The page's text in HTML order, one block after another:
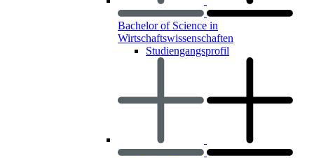
Bachelor of Science in
Wirtschaftswissenschaften
Studiengangsprofil